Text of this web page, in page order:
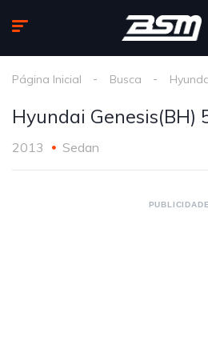
Página Inicial Busca
Hyundai Genesis(BH)
2013 Sedan
PUBLICIDADE